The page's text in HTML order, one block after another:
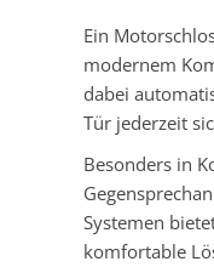
Ein
modernem
dabei
Tür jederzeit
Besonders in
Systemen
komfortable